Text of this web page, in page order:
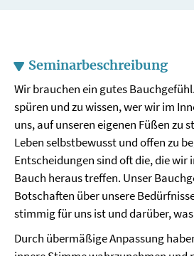
Seminarbeschreibung
Wir brauchen ein gutes
spüren und zu wissen, wer wir im
uns, auf unseren eigenen Füßen zu
Leben selbstbewusst und offen zu
Entscheidungen sind oft die, die wir
Bauch heraus treffen. Unser
Botschaften über unsere
stimmig für uns ist und darüber,
Durch übermäßige Anpassung